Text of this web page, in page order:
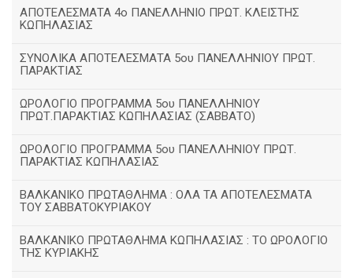
ΑΠΟΤΕΛΕΣΜΑΤΑ 4ο ΠΑΝΕΛΛΗΝΙΟ ΠΡΩΤ. ΚΛΕΙΣΤΗΣ
ΚΩΠΗΛΑΣΙΑΣ
ΣΥΝΟΛΙΚΑ ΑΠΟΤΕΛΕΣΜΑΤΑ 5ου ΠΑΝΕΛΛΗΝΙΟΥ ΠΡΩΤ.
ΠΑΡΑΚΤΙΑΣ
ΩΡΟΛΟΓΙΟ ΠΡΟΓΡΑΜΜΑ 5ου ΠΑΝΕΛΛΗΝΙΟΥ
ΠΡΩΤ.ΠΑΡΑΚΤΙΑΣ ΚΩΠΗΛΑΣΙΑΣ (ΣΑΒΒΑΤΟ)
ΩΡΟΛΟΓΙΟ ΠΡΟΓΡΑΜΜΑ 5ου ΠΑΝΕΛΛΗΝΙΟΥ ΠΡΩΤ.
ΠΑΡΑΚΤΙΑΣ ΚΩΠΗΛΑΣΙΑΣ
ΒΑΛΚΑΝΙΚΟ ΠΡΩΤΑΘΛΗΜΑ : ΟΛΑ ΤΑ ΑΠΟΤΕΛΕΣΜΑΤΑ
ΤΟΥ ΣΑΒΒΑΤΟΚΥΡΙΑΚΟΥ
ΒΑΛΚΑΝΙΚΟ ΠΡΩΤΑΘΛΗΜΑ ΚΩΠΗΛΑΣΙΑΣ : ΤΟ ΩΡΟΛΟΓΙΟ
ΤΗΣ ΚΥΡΙΑΚΗΣ